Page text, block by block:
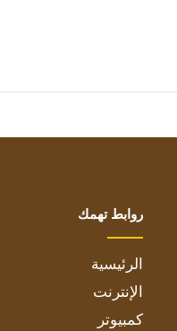
روابط تهمك
الرئيسية
الإنترنت
كمبيوتر